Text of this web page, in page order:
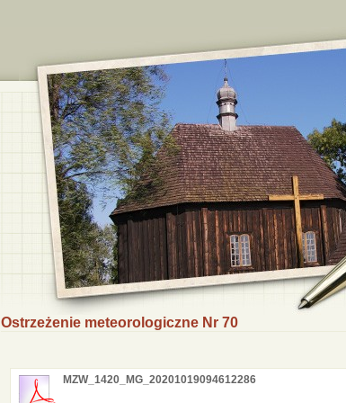
Ostrzeżenie meteorologiczne Nr 70
MZW_1420_MG_20201019094612286